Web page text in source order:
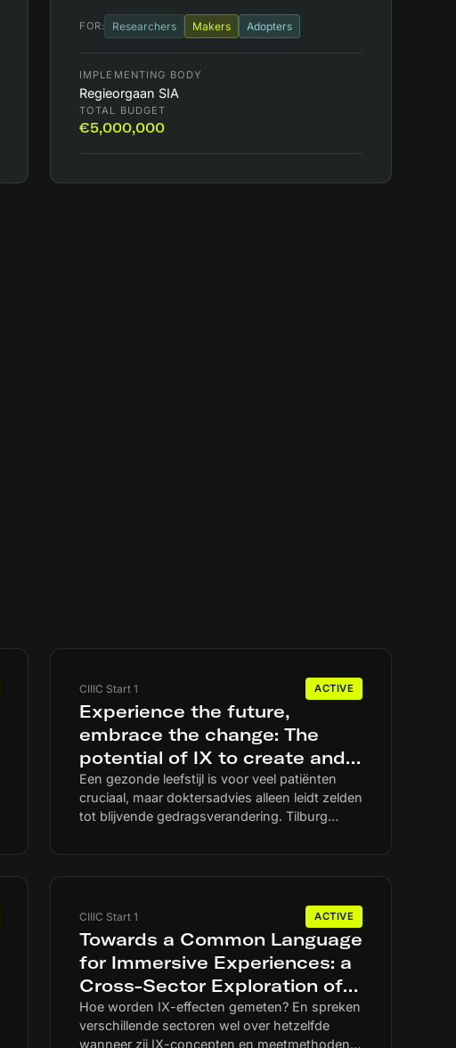
FOR: Researchers Makers Adopters
IMPLEMENTING BODY
Regieorgaan SIA
TOTAL BUDGET
€5,000,000
CIIIC Start 1 ACTIVE
Experience the future,
embrace the change: The
potential of IX to create and
leverage teachable moments
and improve lifestyle
behaviors in osteoarthritis
patients
Een gezonde leefstijl is voor veel patiënten
cruciaal, maar doktersadvies alleen leidt zelden
tot blijvende gedragsverandering. Tilburg
ervaringen bij artrosepatiënten zogeheten
gevolgen van een ongezonde leefstijl
indringend beseft. In IX ervaren patiënten de
langetermijngevolgen van hun gedrag op een
emotioneel aansprekende manier, als aanjager
van motivatie om gezonder te leven.
CIIIC Start 1 ACTIVE
Towards a Common Language
for Immersive Experiences: a
Cross-Sector Exploration of
Concepts and Measurement
Hoe worden IX-effecten gemeten? En spreken
verschillende sectoren wel over hetzelfde
wanneer zij IX-concepten en meetmethoden